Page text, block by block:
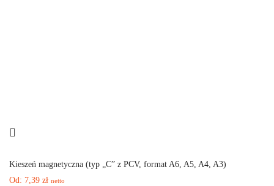
Kieszeń magnetyczna (typ „C” z PCV, format A6, A5, A4, A3)
Od: 7,39 zł netto